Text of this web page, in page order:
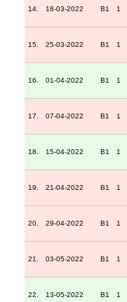
14. 18-03-2022 B1 1
15. 25-03-2022 B1 1
16. 01-04-2022 B1 1
17. 07-04-2022 B1 1
18. 15-04-2022 B1 1
19. 21-04-2022 B1 1
20. 29-04-2022 B1 1
21. 03-05-2022 B1 1
22. 13-05-2022 B1 1